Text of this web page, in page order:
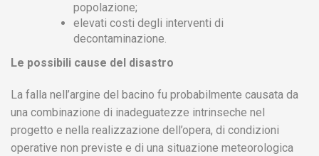
popolazione;
elevati costi degli interventi di
decontaminazione.
Le possibili cause del disastro
La falla nell’argine del bacino fu probabilmente causata da
una combinazione di inadeguatezze intrinseche nel
progetto e nella realizzazione dell’opera, di condizioni
operative non previste e di una situazione meteorologica